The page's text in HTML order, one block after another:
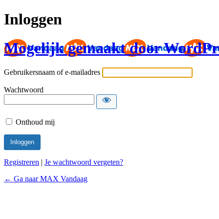
Inloggen
Mogelijk gemaakt door
Gebruikersnaam of e-mailadres
Wachtwoord
Onthoud mij
Registreren | Je wachtwoord vergeten?
← Ga naar MAX Vandaag